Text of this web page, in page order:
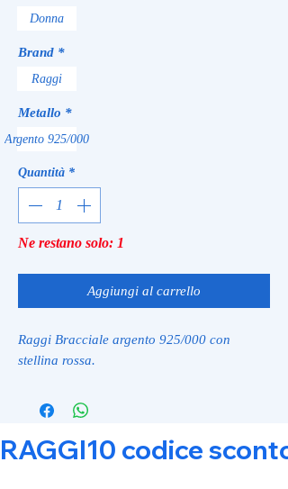
Donna
Brand *
Raggi
Metallo *
Argento 925/000
Quantità *
Ne restano solo: 1
Aggiungi al carrello
Raggi Bracciale argento 925/000 con
stellina rossa.
RAGGI10 codice